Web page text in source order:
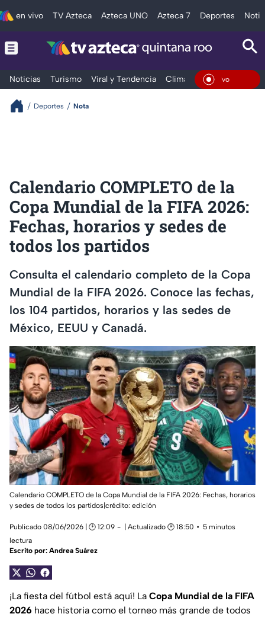
en vivo TV Azteca Azteca UNO Azteca 7 Deportes
Noticias Turismo Viral y Tendencia Clima Tráfico En
Deportes Nota
Calendario COMPLETO de la
Copa Mundial de la FIFA 2026:
Fechas, horarios y sedes de
todos los partidos
Consulta el calendario completo de la Copa
Mundial de la FIFA 2026. Conoce las fechas,
los 104 partidos, horarios y las sedes de
México, EEUU y Canadá.
Calendario COMPLETO de la Copa Mundial de la FIFA 2026: Fechas, horarios
y sedes de todos los partidos|crédito: edición
Publicado 08/06/2026 | 🕑 12:09 | Actualizado 🕑 18:50
5 minutos
lectura
Escrito por: Andrea Suárez
¡La fiesta del fútbol está aquí! La Copa Mundial de la FIFA
2026 hace historia como el torneo más grande de todos